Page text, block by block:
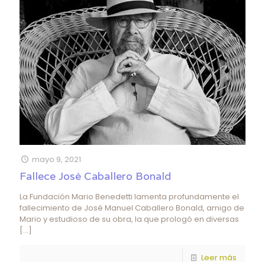
mayo 9, 2021
Fallece José Caballero Bonald
La Fundación Mario Benedetti lamenta profundamente el
fallecimiento de José Manuel Caballero Bonald, amigo de
Mario y estudioso de su obra, la que prologó en diversas
[…]
Leer más